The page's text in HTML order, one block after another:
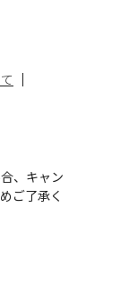
、キャン
ご了承く